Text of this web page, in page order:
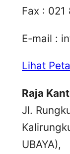
Fax :
E-mail :
Lihat Peta
Raja
Jl.
UBAYA),